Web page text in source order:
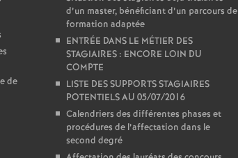
d
d
e
de
d’un master, bénéficiant d’un parcours de
formation adaptée
ENTRÉE DANS LE MÉTIER DES
STAGIAIRES : ENCORE LOIN DU
COMPTE
LISTE DES SUPPORTS STAGIAIRES
POTENTIELS AU 05/07/2016
Calendriers des différentes phases et
procédures de l’affectation dans le
second degré